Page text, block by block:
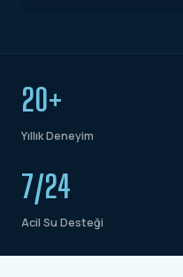
20+
Yıllık Deneyim
7/24
Acil Su Desteği